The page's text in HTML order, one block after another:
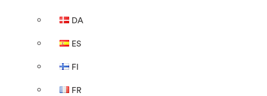
DA
ES
FI
FR